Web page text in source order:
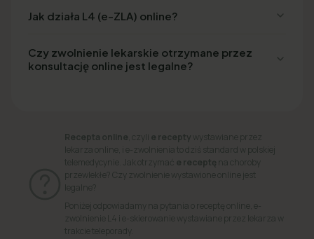
Jak działa L4 (e-ZLA) online?
Czy zwolnienie lekarskie otrzymane przez
konsultację online jest legalne?
Recepta online , czyli e recepty wystawiane przez
lekarza online, i e-zwolnienia to dziś standard w polskiej
telemedycynie. Jak otrzymać e receptę na choroby
przewlekłe? Czy zwolnienie wystawione online jest
legalne?
Poniżej odpowiadamy na pytania o receptę online, e-
zwolnienie L4 i e-skierowanie wystawiane przez lekarza w
trakcie teleporady.